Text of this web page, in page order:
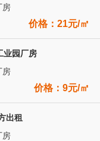
房
价格：21元/㎡
业园厂房
房
价格：9元/㎡
出租
房